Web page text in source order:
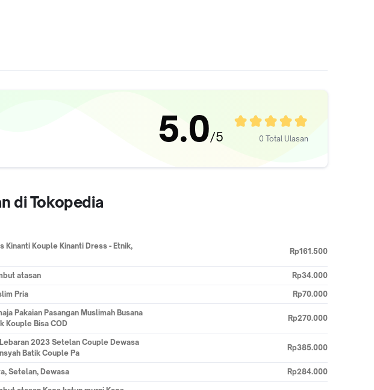
5.0/5 0 Total Ulasan
di Tokopedia
Kinanti Kouple Kinanti Dress - Etnik,
Rp161.500
atasan Rp34.000
Pria Rp70.000
Pakaian Pasangan Muslimah Busana
Kouple Bisa COD
Rp270.000
2023 Setelan Couple Dewasa
Batik Couple Pa
Rp385.000
Setelan, Dewasa Rp284.000